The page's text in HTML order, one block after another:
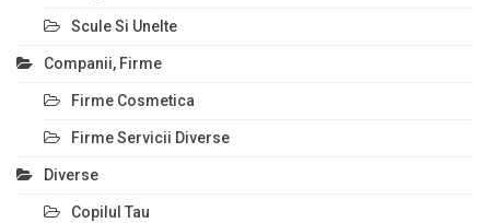
Scule Si Unelte
Companii, Firme
Firme Cosmetica
Firme Servicii Diverse
Diverse
Copilul Tau